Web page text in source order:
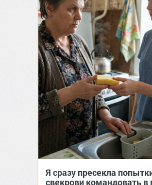
Я сразу пресекла
свекрови командовать